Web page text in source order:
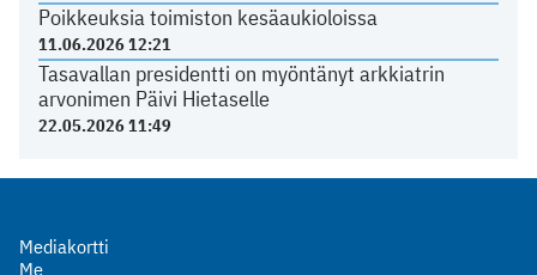
Poikkeuksia toimiston kesäaukioloissa
11.06.2026 12:21
Tasavallan presidentti on myöntänyt arkkiatrin
arvonimen Päivi Hietaselle
22.05.2026 11:49
Mediakortti
Me